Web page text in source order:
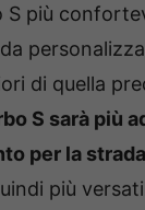
S più
di quella
S sarà più
per la strada
più